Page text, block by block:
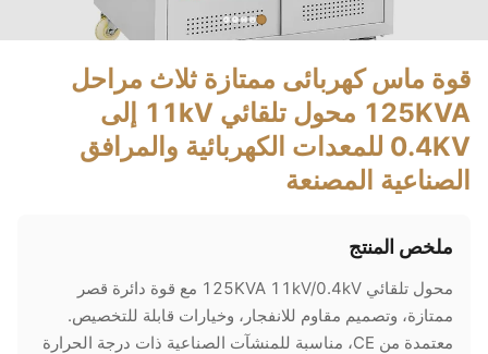
قوة ماس كهربائى ممتازة ثلاث مراحل
125KVA محول تلقائي 11kV إلى
0.4KV للمعدات الكهربائية والمرافق
الصناعية المصنعة
ملخص المنتج
محول تلقائي 125KVA 11kV/0.4kV مع قوة دائرة قصر
ممتازة، وتصميم مقاوم للانفجار، وخيارات قابلة للتخصيص.
معتمدة من CE، مناسبة للمنشآت الصناعية ذات درجة الحرارة